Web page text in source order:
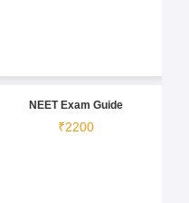
NEET Exam Guide
₹2200